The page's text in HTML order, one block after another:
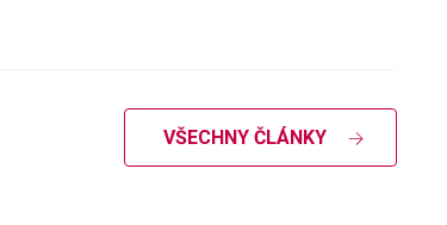
VŠECHNY ČLÁNKY